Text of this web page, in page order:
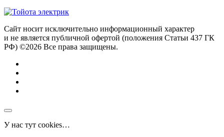
Сайт носит исключительно информационный характер
и не является публичной офертой (положения Статьи 437 ГК
РФ) ©2026 Все права защищены.
У нас тут cookies…